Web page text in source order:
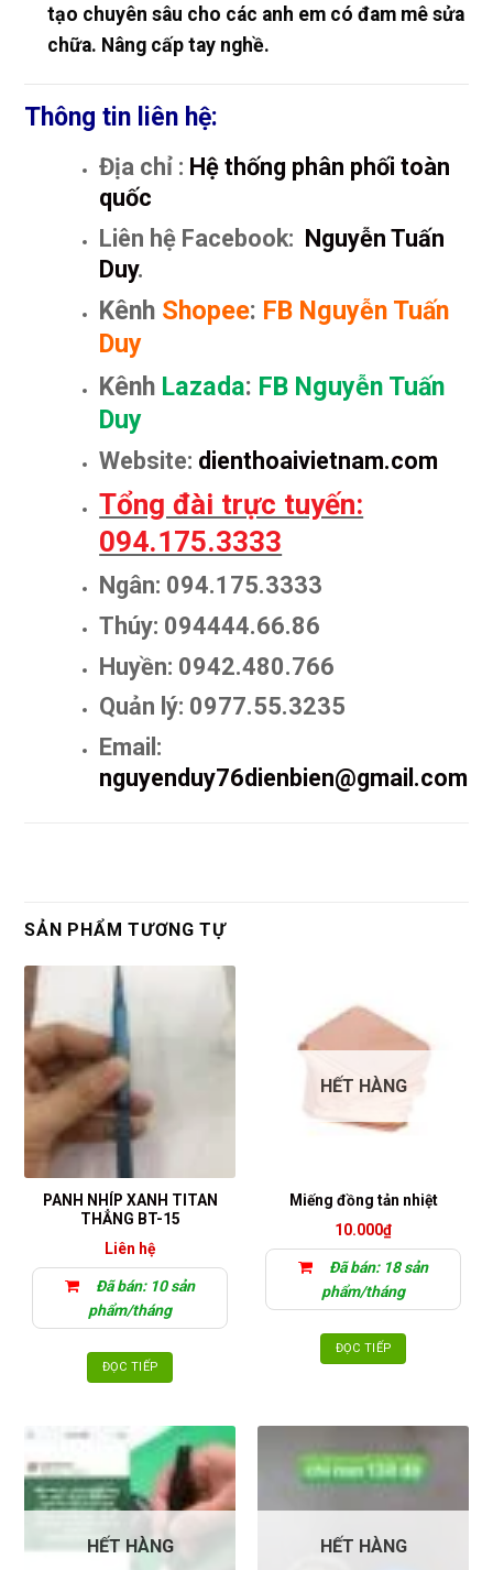
tạo chuyên sâu cho các anh em có đam mê sửa
chữa. Nâng cấp tay nghề.
Thông tin liên hệ:
Địa chỉ : Hệ thống phân phối toàn
quốc
Liên hệ Facebook: Nguyễn Tuấn
Duy.
Kênh Shopee: FB Nguyễn Tuấn
Duy
Kênh Lazada: FB Nguyễn Tuấn
Duy
Website: dienthoaivietnam.com
Tổng đài trực tuyến:
094.175.3333
Ngân: 094.175.3333
Thúy: 094444.66.86
Huyền: 0942.480.766
Quản lý: 0977.55.3235
Email:
nguyenduy76dienbien@gmail.com
SẢN PHẨM TƯƠNG TỰ
PANH NHÍP XANH TITAN
THẲNG BT-15
Liên hệ
Đã bán: 10 sản
phẩm/tháng
ĐỌC TIẾP
HẾT HÀNG
Miếng đồng tản nhiệt
10.000₫
Đã bán: 18 sản
phẩm/tháng
ĐỌC TIẾP
HẾT HÀNG HẾT HÀNG